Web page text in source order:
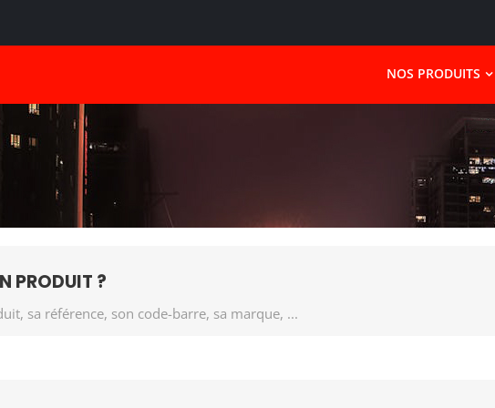
NOS PRODUITS
PRODUIT ?
sa référence, son code-barre, sa marque, ...